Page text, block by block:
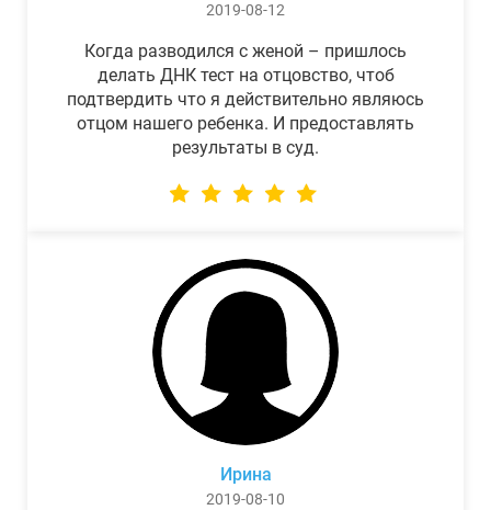
2019-08-12
Когда разводился с женой – пришлось
делать ДНК тест на отцовство, чтоб
подтвердить что я действительно являюсь
отцом нашего ребенка. И предоставлять
результаты в суд.
Ирина
2019-08-10